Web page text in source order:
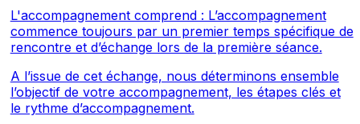
L'accompagnement comprend : L’accompagnement
commence toujours par un premier temps spécifique de
rencontre et d’échange lors de la première séance.
A l’issue de cet échange, nous déterminons ensemble
l’objectif de votre accompagnement, les étapes clés et
le rythme d’accompagnement.